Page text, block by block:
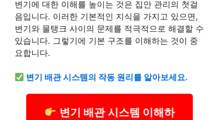
변기에 대한 이해를 높이는 것은 집안 관리의 첫걸
음입니다. 이러한 기본적인 지식을 가지고 있으면,
변기와 물탱크 사이의 문제를 적극적으로 해결할 수
있습니다. 그렇기에 기본 구조를 이해하는 것이 중
요합니다.
변기 배관 시스템의 작동 원리를 알아보세요.
변기 배관 시스템 이해하